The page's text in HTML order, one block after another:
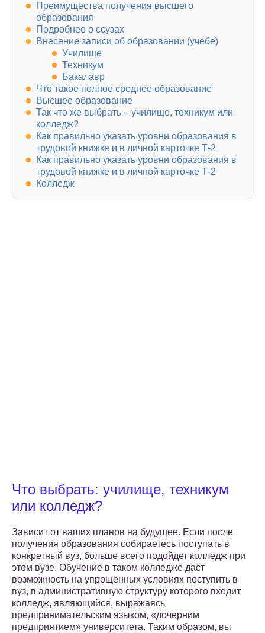
Преимущества получения высшего
образования
Подробнее о ссузах
Внесение записи об образовании (учебе)
Училище
Техникум
Бакалавр
Что такое полное среднее образование
Высшее образование
Так что же выбрать – училище, техникум или
колледж?
Как правильно указать уровни образования в
трудовой книжке и в личной карточке Т-2
Как правильно указать уровни образования в
трудовой книжке и в личной карточке Т-2
Колледж
Что выбрать: училище, техникум
или колледж?
Зависит от ваших планов на будущее. Если после
получения образования собираетесь поступать в
конкретный вуз, больше всего подойдет колледж при
этом вузе. Обучение в таком колледже даст
возможность на упрощенных условиях поступить в
вуз, в административную структуру которого входит
колледж, являющийся, выражаясь
предпринимательским языком, «дочерним
предприятием» университета. Таким образом, вы